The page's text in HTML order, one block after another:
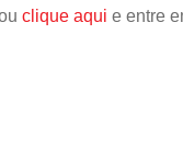
clique aqui e entre